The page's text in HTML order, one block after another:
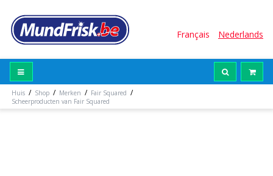
Français Nederlands
Huis / Shop / Merken / Fair Squared /
Scheerproducten van Fair Squared